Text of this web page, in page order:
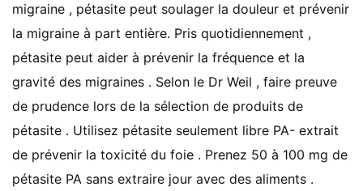
migraine , pétasite peut soulager la douleur et prévenir
la migraine à part entière. Pris quotidiennement ,
pétasite peut aider à prévenir la fréquence et la
gravité des migraines . Selon le Dr Weil , faire preuve
de prudence lors de la sélection de produits de
pétasite . Utilisez pétasite seulement libre PA- extrait
de prévenir la toxicité du foie . Prenez 50 à 100 mg de
pétasite PA sans extraire jour avec des aliments .